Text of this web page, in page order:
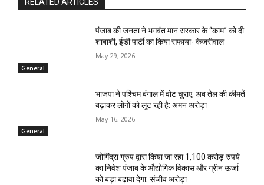
General
पंजाब की जनता ने भगवंत मान सरकार के ‘‘काम’’ को दी
शाबाशी, ईडी पार्टी का किया सफाया- केजरीवाल
May 29, 2026
General
भाजपा ने पश्चिम बंगाल में वोट चुराए, अब तेल की कीमतें
बढ़ाकर लोगों को लूट रही है: अमन अरोड़ा
May 16, 2026
जोगिंद्रा ग्रुप द्वारा किया जा रहा 1,100 करोड़ रुपये
का निवेश पंजाब के औद्योगिक विकास और ग्रीन ऊर्जा
को बड़ा बढ़ावा देगा: संजीव अरोड़ा